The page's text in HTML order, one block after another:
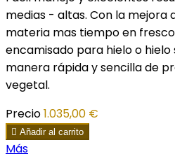
medias - altas. Con la
materia mas tiempo en
encamisado para hielo o hielo
manera rápida y sencilla de
vegetal.
Precio1.035,00 €
 Añadir al carrito
Más